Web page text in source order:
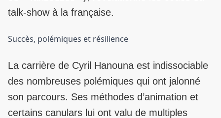
talk-show à la française.
Succès, polémiques et résilience
La carrière de Cyril Hanouna est indissociable
des nombreuses polémiques qui ont jalonné
son parcours. Ses méthodes d’animation et
certains canulars lui ont valu de multiples